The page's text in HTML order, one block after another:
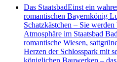
Das StaatsbadEinst ein
romantischen Bayernkönig
Schatzkästchen – Sie
Atmosphäre im Staatsbad
romantische Wiesen,
Herzen der Schlosspark mit
königlichen Bauwerken –